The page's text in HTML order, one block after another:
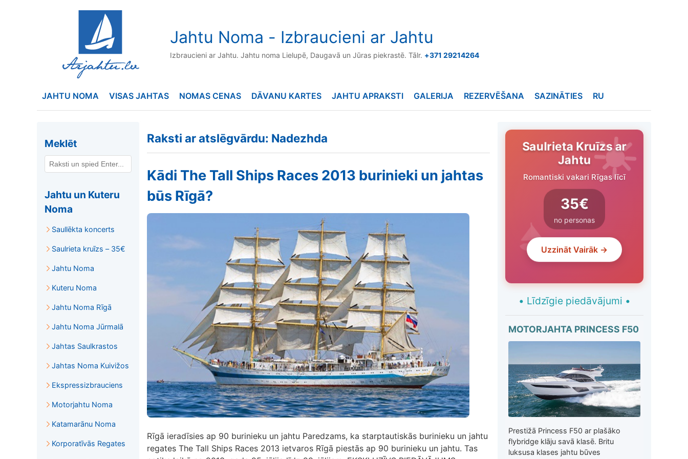
Jahtu Noma - Izbraucieni ar Jahtu
Izbraucieni ar Jahtu. Jahtu noma Lielupē, Daugavā un Jūras piekrastē. Tālr. +371 29214264
JAHTU NOMA VISAS JAHTAS NOMAS CENAS DĀVANU KARTES JAHTU APRAKSTI GALERIJA REZERVĒŠANA SAZINĀTIES RU
Meklēt
Jahtu un Kuteru
Noma
Saullēkta koncerts
Saulrieta kruīzs – 35€
Jahtu Noma
Kuteru Noma
Jahtu Noma Rīgā
Jahtu Noma Jūrmalā
Jahtas Saulkrastos
Jahtas Noma Kuivižos
Ekspressizbrauciens
Motorjahtu Noma
Katamarānu Noma
Korporatīvās Regates
Raksti ar atslēgvārdu: Nadezhda
Kādi The Tall Ships Races 2013 burinieki un jahtas
būs Rīgā?
Rīgā ieradīsies ap 90 burinieku un jahtu Paredzams, ka starptautiskās burinieku un jahtu
regates The Tall Ships Races 2013 ietvaros Rīgā piestās ap 90 burinieku un jahtu. Tas
Saulrieta Kruīzs ar
Jahtu
Romantiski vakari Rīgas līcī
35€
no personas
Uzzināt Vairāk →
• Līdzīgie piedāvājumi •
MOTORJAHTA PRINCESS F50
Prestižā Princess F50 ar plašāko
flybridge klāju savā klasē. Britu
luksusa klases jahtu būves